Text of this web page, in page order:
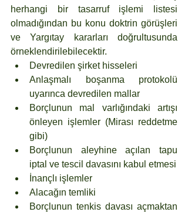
herhangi bir tasarruf işlemi listesi
olmadığından bu konu doktrin görüşleri
ve Yargıtay kararları doğrultusunda
örneklendirilebilecektir.
Devredilen şirket hisseleri
Anlaşmalı boşanma protokolü
uyarınca devredilen mallar
Borçlunun mal varlığındaki artışı
önleyen işlemler (Mirası reddetme
gibi)
Borçlunun aleyhine açılan tapu
iptal ve tescil davasını kabul etmesi
İnançlı işlemler
Alacağın temliki
Borçlunun tenkis davası açmaktan